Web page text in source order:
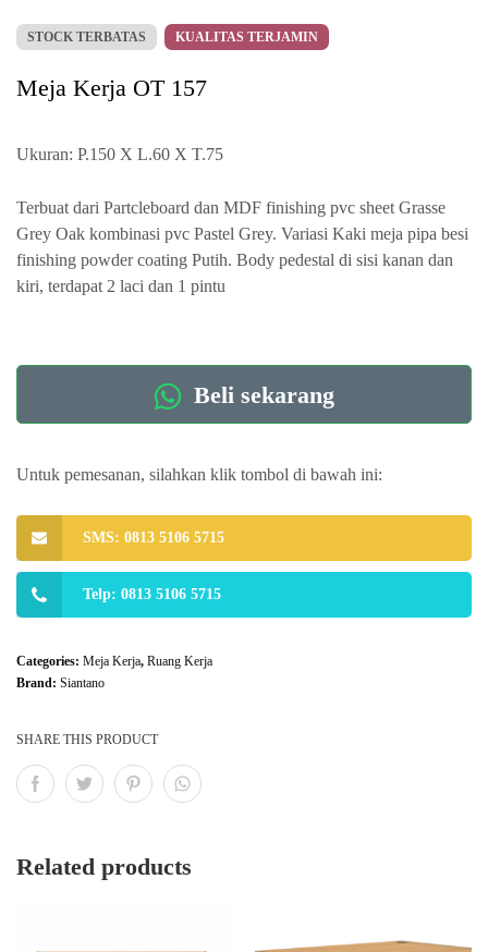
STOCK TERBATAS KUALITAS TERJAMIN
Meja Kerja OT 157
Ukuran: P.150 X L.60 X T.75
Terbuat dari Partcleboard dan MDF finishing pvc sheet Grasse
Grey Oak kombinasi pvc Pastel Grey. Variasi Kaki meja pipa besi
finishing powder coating Putih. Body pedestal di sisi kanan dan
kiri, terdapat 2 laci dan 1 pintu
Beli sekarang
Untuk pemesanan, silahkan klik tombol di bawah ini:
SMS: 0813 5106 5715
Telp: 0813 5106 5715
Categories: Meja Kerja, Ruang Kerja
Brand: Siantano
SHARE THIS PRODUCT
Related products